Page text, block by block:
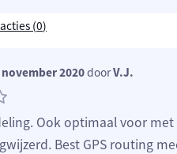
(0)
2020doorV.J.
Ook optimaal voor
Best GPS routing